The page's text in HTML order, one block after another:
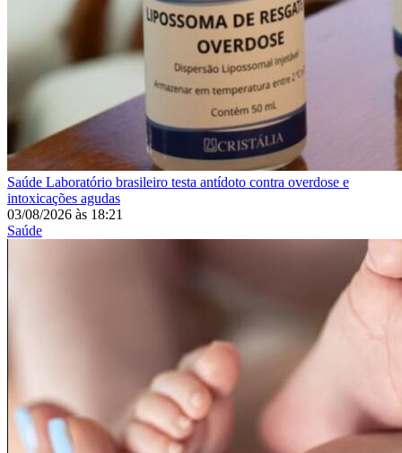
Saúde Laboratório brasileiro testa antídoto contra overdose e
intoxicações agudas
03/08/2026 às 18:21
Saúde